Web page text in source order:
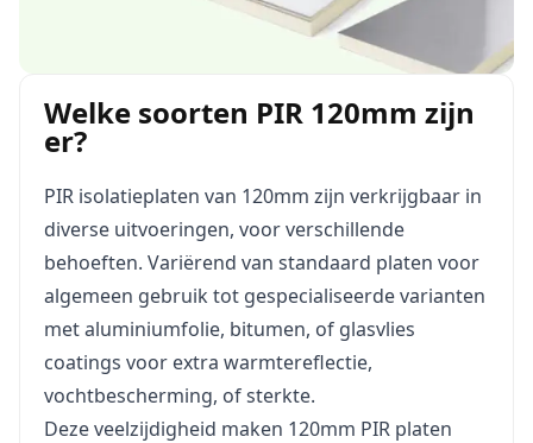
Welke soorten PIR 120mm zijn
er?
PIR isolatieplaten van 120mm zijn verkrijgbaar in
diverse uitvoeringen, voor verschillende
behoeften. Variërend van standaard platen voor
algemeen gebruik tot gespecialiseerde varianten
met aluminiumfolie, bitumen, of glasvlies
coatings voor extra warmtereflectie,
vochtbescherming, of sterkte.
Deze veelzijdigheid maken 120mm PIR platen